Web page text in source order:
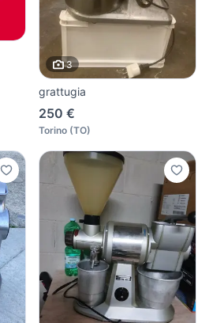
3
grattugia
250 €
Torino (TO)